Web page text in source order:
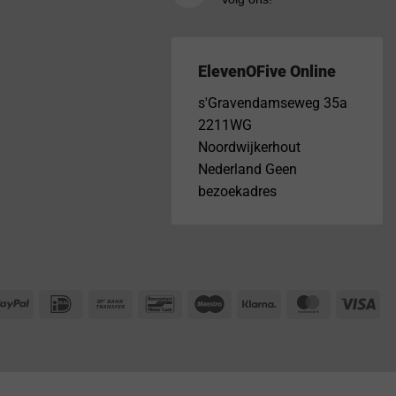
ElevenOFive Online
s'Gravendamseweg 35a
2211WG
Noordwijkerhout
Nederland Geen
bezoekadres
PayPal IDeal
Bank
BancontactMaestro Klarna